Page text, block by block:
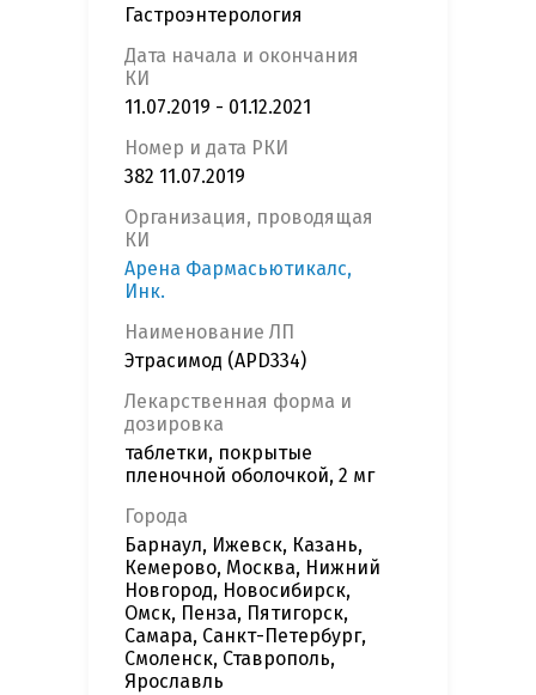
Гастроэнтерология
Дата начала и окончания
КИ
11.07.2019 - 01.12.2021
Номер и дата РКИ
382 11.07.2019
Организация, проводящая
КИ
Арена Фармасьютикалс,
Инк.
Наименование ЛП
Этрасимод (APD334)
Лекарственная форма и
дозировка
таблетки, покрытые
пленочной оболочкой, 2 мг
Города
Барнаул, Ижевск, Казань,
Кемерово, Москва, Нижний
Новгород, Новосибирск,
Омск, Пенза, Пятигорск,
Самара, Санкт-Петербург,
Смоленск, Ставрополь,
Ярославль